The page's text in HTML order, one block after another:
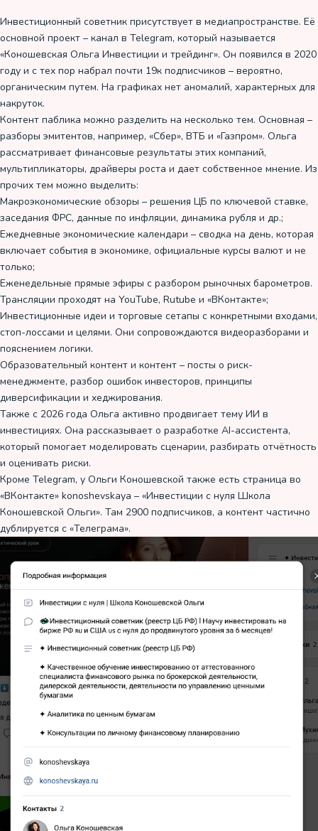
Инвестиционный советник присутствует в медиапространстве. Её
основной проект – канал в Telegram, который называется
«Коношевская Ольга Инвестиции и трейдинг». Он появился в 2020
году и с тех пор набрал почти 19к подписчиков – вероятно,
органическим путем. На графиках нет аномалий, характерных для
накруток.
Контент паблика можно разделить на несколько тем. Основная –
разборы эмитентов, например, «Сбер», ВТБ и «Газпром». Ольга
рассматривает финансовые результаты этих компаний,
мультипликаторы, драйверы роста и дает собственное мнение. Из
прочих тем можно выделить:
Макроэкономические обзоры – решения ЦБ по ключевой ставке,
заседания ФРС, данные по инфляции, динамика рубля и др.;
Ежедневные экономические календари – сводка на день, которая
включает события в экономике, официальные курсы валют и не
только;
Еженедельные прямые эфиры с разбором рыночных барометров.
Трансляции проходят на YouTube, Rutube и «ВКонтакте»;
Инвестиционные идеи и торговые сетапы с конкретными входами,
стоп-лоссами и целями. Они сопровождаются видеоразборами и
пояснением логики.
Образовательный контент и контент – посты о риск-
менеджменте, разбор ошибок инвесторов, принципы
диверсификации и хеджирования.
Также с 2026 года Ольга активно продвигает тему ИИ в
инвестициях. Она рассказывает о разработке AI-ассистента,
который помогает моделировать сценарии, разбирать отчётность
и оценивать риски.
Кроме Telegram, у Ольги Коношевской также есть страница во
«ВКонтакте» konoshevskaya – «Инвестиции с нуля Школа
Коношевской Ольги». Там 2900 подписчиков, а контент частично
дублируется с «Телеграма».